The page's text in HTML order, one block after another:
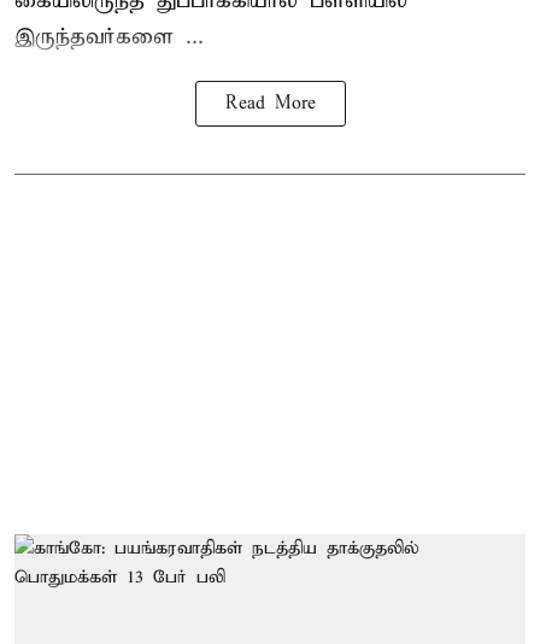
இருந்தவர்களை ...
Read More